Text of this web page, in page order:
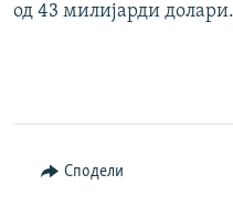
од 43 милијарди долари.
Сподели